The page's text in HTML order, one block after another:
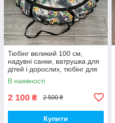
Тюбінг великий 100 см,
надувні санки, ватрушка для
дітей і дорослих, тюбінг для
катання на гірці
В наявності
2 100 ₴ 2 500 ₴
Купити